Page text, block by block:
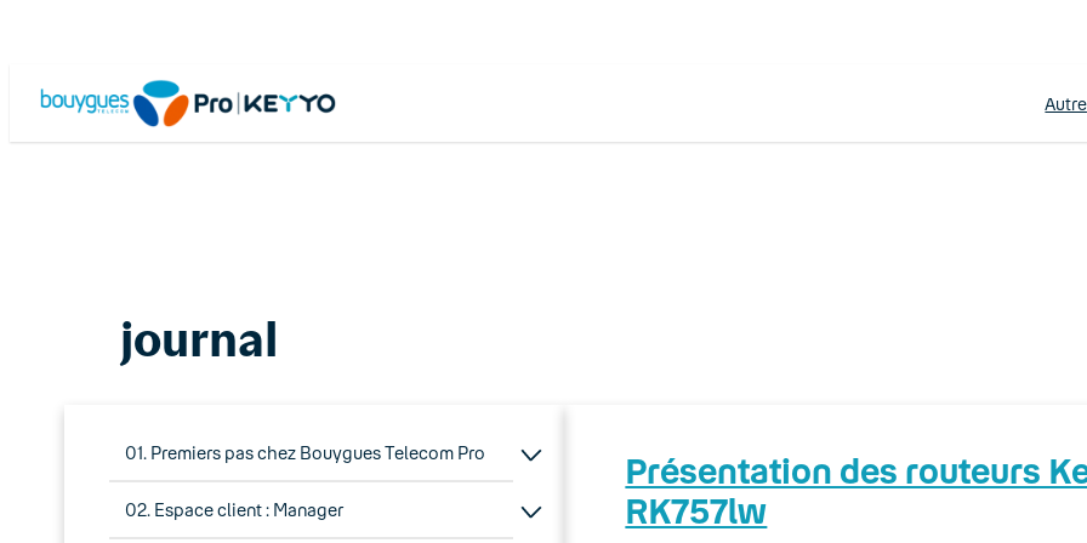
Autre
journal
01. Premiers pas chez Bouygues Telecom Pro
02. Espace client : Manager
Présentation des routeurs
RK757lw